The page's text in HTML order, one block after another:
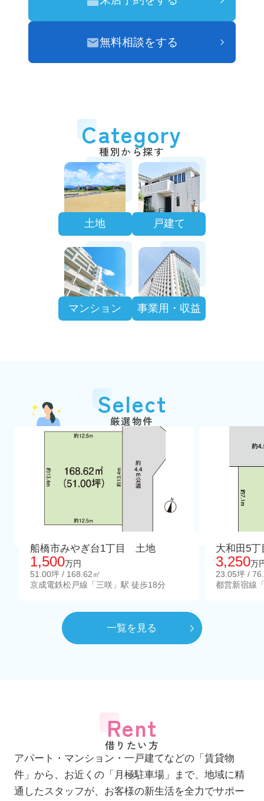
無料相談をする
Category
種別から探す
土地 戸建て
マンション 事業用・収益
Select
厳選物件
船橋市みやぎ台1丁目 土地
1,500万円
51.00坪 / 168.62㎡
京成電鉄松戸線「三咲」駅 徒歩18分
大和田5
3,250万
23.05坪 /
都営新宿線
一覧を見る
Rent
借りたい方
アパート・マンション・一戸建てなどの「賃貸物
件」から、お近くの「月極駐車場」まで、地域に精
通したスタッフが、お客様の新生活を全力でサポー